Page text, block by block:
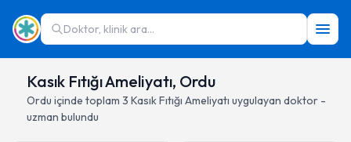
Doktor, klinik ara...
Kasık Fıtığı Ameliyatı, Ordu
Ordu içinde toplam 3 Kasık Fıtığı Ameliyatı uygulayan doktor -
uzman bulundu